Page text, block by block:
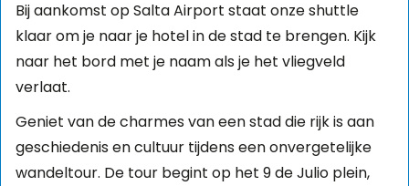
Bij aankomst op Salta Airport staat onze shuttle
klaar om je naar je hotel in de stad te brengen. Kijk
naar het bord met je naam als je het vliegveld
verlaat.
Geniet van de charmes van een stad die rijk is aan
geschiedenis en cultuur tijdens een onvergetelijke
wandeltour. De tour begint op het 9 de Julio plein,